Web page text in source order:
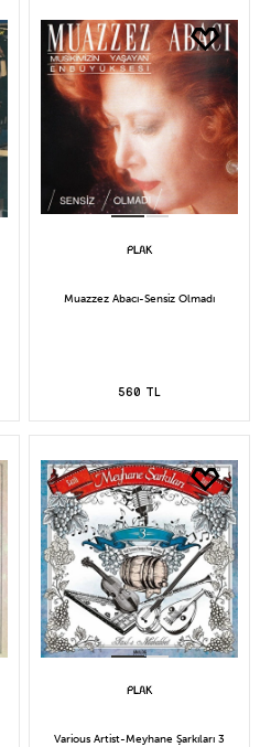
Muazzez Abacı-Sensiz Olmadı
560 TL
Various Artist-Meyhane Şarkıları 3